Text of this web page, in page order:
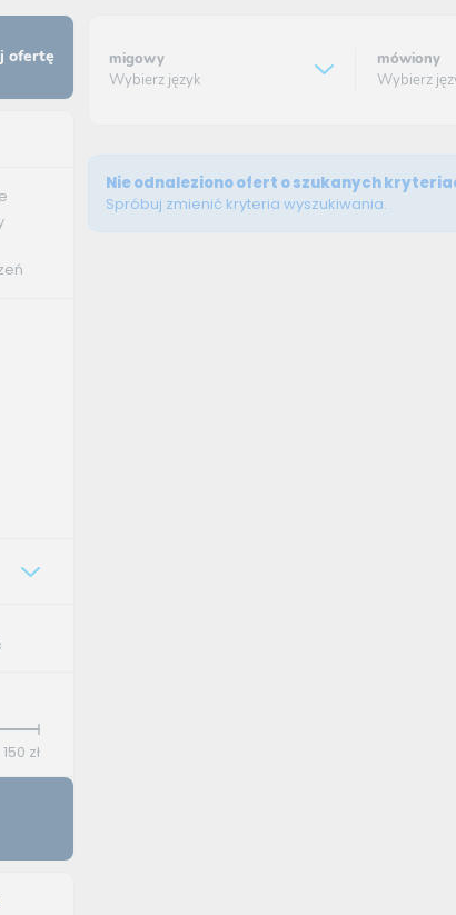
ofertę
150 zł
migowy
Wybierz język
mówiony
Wybierz
Nie odnaleziono ofert o szukanych
Spróbuj zmienić kryteria wyszukiwania.